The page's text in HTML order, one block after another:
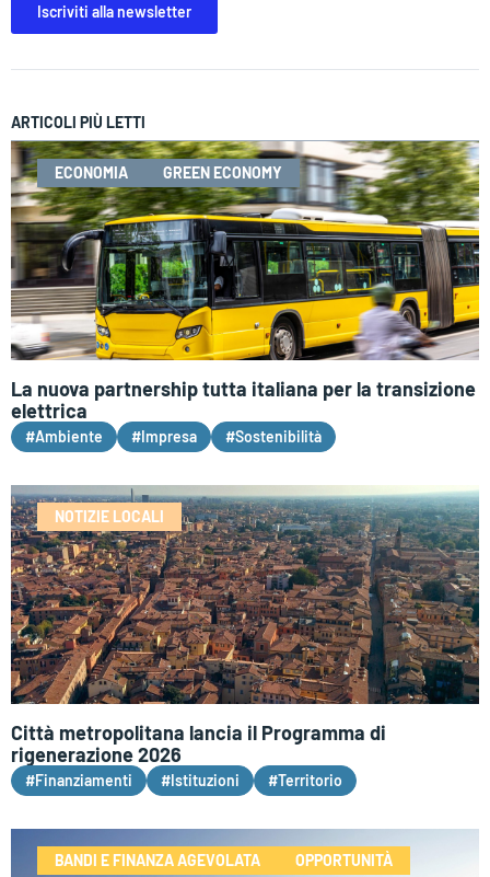
Iscriviti alla newsletter
ARTICOLI PIÙ LETTI
ECONOMIA GREEN ECONOMY
La nuova partnership tutta italiana per la transizione
elettrica
#Ambiente #Impresa #Sostenibilità
NOTIZIE LOCALI
Città metropolitana lancia il Programma di
rigenerazione 2026
#Finanziamenti #Istituzioni #Territorio
BANDI E FINANZA AGEVOLATA OPPORTUNITÀ